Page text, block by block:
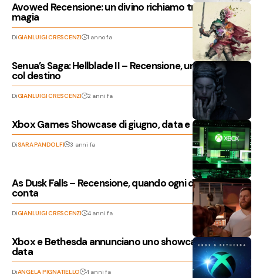
Avowed Recensione: un divino richiamo tra natura e
magia
DiGIANLUIGI CRESCENZI 1 anno fa
Senua’s Saga: Hellblade II – Recensione, un breve valzer
col destino
DiGIANLUIGI CRESCENZI 2 anni fa
Xbox Games Showcase di giugno, data e dettagli
DiSARA PANDOLFI 3 anni fa
As Dusk Falls – Recensione, quando ogni decisione
conta
DiGIANLUIGI CRESCENZI 4 anni fa
Xbox e Bethesda annunciano uno showcase, ecco la
data
DiANGELA PIGNATIELLO 4 anni fa